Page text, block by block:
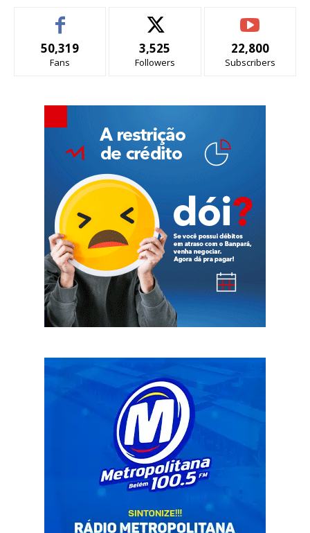
50,319
Fans
3,525
Followers
22,800
Subscribers